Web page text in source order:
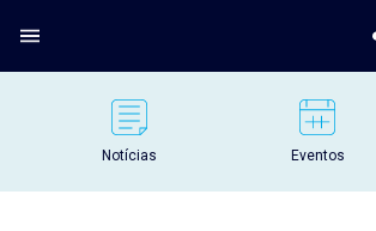
Notícias Eventos